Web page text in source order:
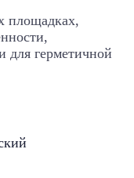
площадках,
для герметичной